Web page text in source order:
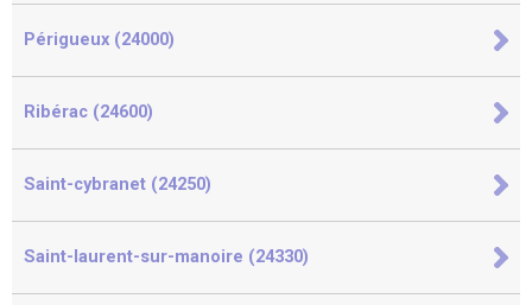
Périgueux (24000)
Ribérac (24600)
Saint-cybranet (24250)
Saint-laurent-sur-manoire (24330)